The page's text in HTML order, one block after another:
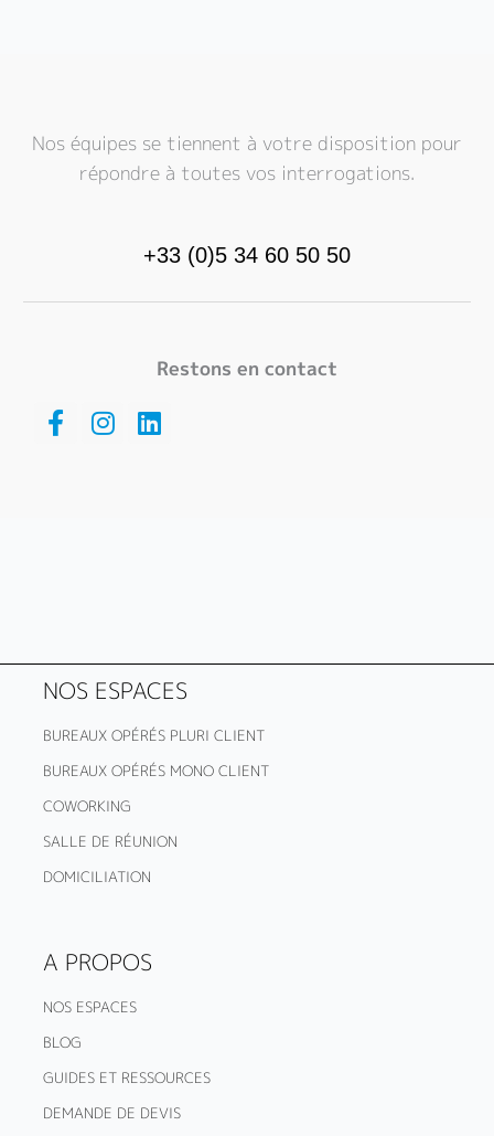
Nos équipes se tiennent à votre disposition pour
répondre à toutes vos interrogations.
+33 (0)5 34 60 50 50
Restons en contact
Facebook-
f
Instagram
Linkedin
NOS ESPACES
BUREAUX OPÉRÉS PLURI CLIENT
BUREAUX OPÉRÉS MONO CLIENT
COWORKING
SALLE DE RÉUNION
DOMICILIATION
A PROPOS
NOS ESPACES
BLOG
GUIDES ET RESSOURCES
DEMANDE DE DEVIS